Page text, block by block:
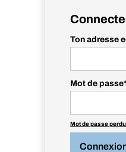
Ton adresse
Mot de passe*